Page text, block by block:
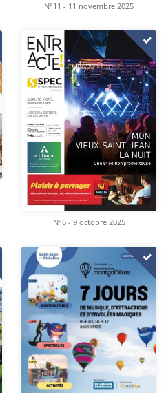
N°11 - 11 novembre 2025
N°6 - 9 octobre 2025